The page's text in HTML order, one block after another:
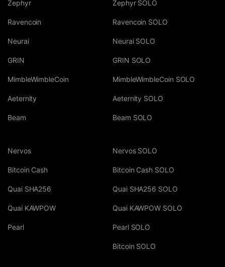
Zephyr
Ravencoin
Neurai
GRIN
MimbleWimbleCoin
Aeternity
Beam
Zephyr SOLO
Ravencoin SOLO
Neurai SOLO
GRIN SOLO
MimbleWimbleCoin SOLO
Aeternity SOLO
Beam SOLO
Nervos
Bitcoin Cash
Quai SHA256
Quai KAWPOW
Pearl
Nervos SOLO
Bitcoin Cash SOLO
Quai SHA256 SOLO
Quai KAWPOW SOLO
Pearl SOLO
Bitcoin SOLO